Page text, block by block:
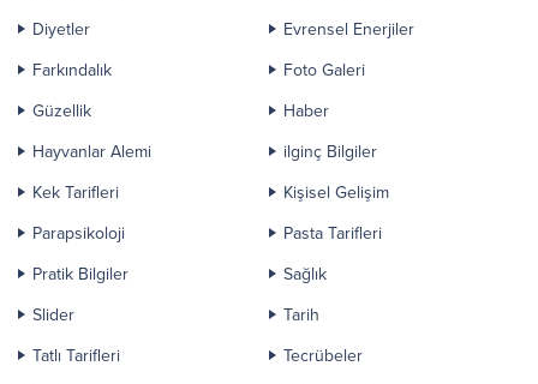
Diyetler
Evrensel Enerjiler
Farkındalık
Foto Galeri
Güzellik
Haber
Hayvanlar Alemi
ilginç Bilgiler
Kek Tarifleri
Kişisel Gelişim
Parapsikoloji
Pasta Tarifleri
Pratik Bilgiler
Sağlık
Slider
Tarih
Tatlı Tarifleri
Tecrübeler